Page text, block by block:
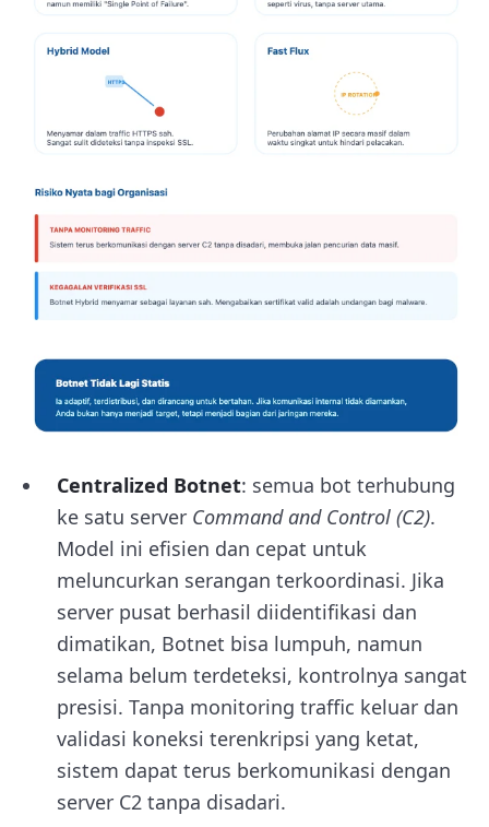
Centralized Botnet: semua bot terhubung
ke satu server Command and Control (C2).
Model ini efisien dan cepat untuk
meluncurkan serangan terkoordinasi. Jika
server pusat berhasil diidentifikasi dan
dimatikan, Botnet bisa lumpuh, namun
selama belum terdeteksi, kontrolnya sangat
presisi. Tanpa monitoring traffic keluar dan
validasi koneksi terenkripsi yang ketat,
sistem dapat terus berkomunikasi dengan
server C2 tanpa disadari.